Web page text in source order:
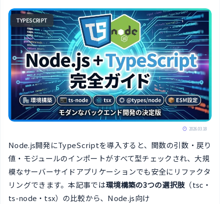
TYPESCRIPT
2026.03.18
Node.js開発にTypeScriptを導入すると、関数の引数・戻り
値・モジュールのインポートがすべて型チェックされ、大規
模なサーバーサイドアプリケーションでも安全にリファクタ
リングできます。本記事では環境構築の3つの選択肢（tsc・
ts-node・tsx）の比較から、Node.js向け